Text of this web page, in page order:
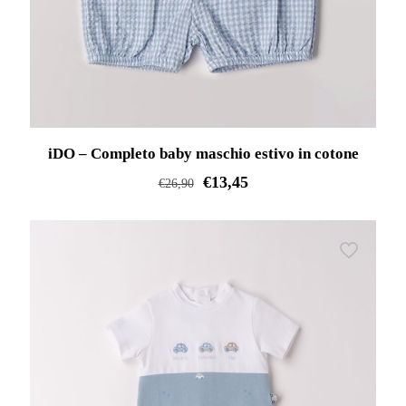
iDO – Completo baby maschio estivo in cotone
€26,90 €13,45
Le
possono